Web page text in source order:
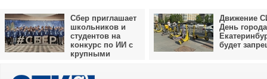
Сбер приглашает
школьников и
студентов на
конкурс по ИИ с
крупными
Движение
День города
будет